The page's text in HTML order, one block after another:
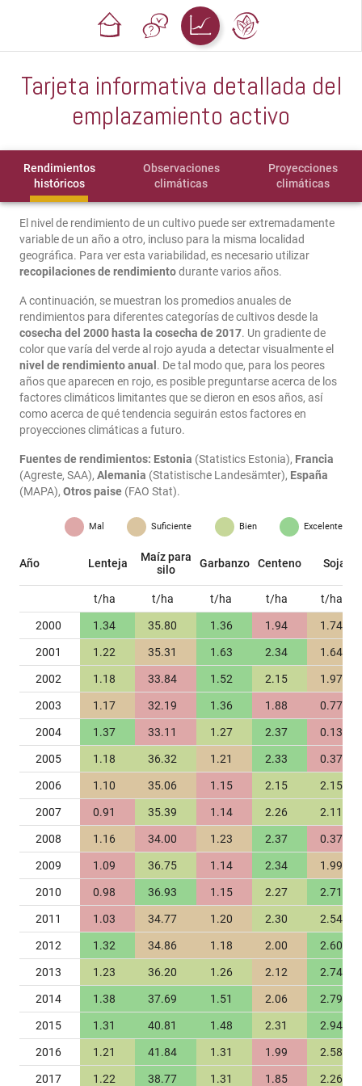
Tarjeta informativa detallada del
emplazamiento activo
Rendimientos
históricos
Observaciones
climáticas
Proyecciones
climáticas
El nivel de rendimiento de un cultivo puede ser extremadamente
variable de un año a otro, incluso para la misma localidad
geográfica. Para ver esta variabilidad, es necesario utilizar
recopilaciones de rendimientodurante varios años.
A continuación, se muestran los promedios anuales de
rendimientos para diferentes categorías de cultivos desde la
cosecha del 2000 hasta la cosecha de 2017. Un gradiente de
color que varía del verde al rojo ayuda a detectar visualmente el
nivel de rendimiento anual . De tal modo que, para los peores
años que aparecen en rojo, es posible preguntarse acerca de los
factores climáticos limitantes que se dieron en esos años, así
como acerca de qué tendencia seguirán estos factores en
proyecciones climáticas a futuro.
Fuentes de rendimientos: Estonia (Statistics Estonia), Francia
(Agreste, SAA), Alemania (Statistische Landesämter), España
(MAPA), Otros paise (FAO Stat).
Mal Suficiente Bien Excelente
Año Lenteja
Maíz para
silo
Garbanzo Centeno Soja
t/ha t/ha t/ha t/ha t/ha
2000 1.34 35.80 1.36 1.94 1.74
2001 1.22 35.31 1.63 2.34 1.64
2002 1.18 33.84 1.52 2.15 1.97
2003 1.17 32.19 1.36 1.88 0.77
2004 1.37 33.11 1.27 2.37 0.13
2005 1.18 36.32 1.21 2.33 0.37
2006 1.10 35.06 1.15 2.15 2.15
2007 0.91 35.39 1.14 2.26 2.11
2008 1.16 34.00 1.23 2.37 0.37
2009 1.09 36.75 1.14 2.34 1.99
2010 0.98 36.93 1.15 2.27 2.71
2011 1.03 34.77 1.20 2.30 2.54
2012 1.32 34.86 1.18 2.00 2.60
2013 1.23 36.20 1.26 2.12 2.74
2014 1.38 37.69 1.51 2.06 2.79
2015 1.31 40.81 1.48 2.31 2.94
2016 1.21 41.84 1.31 1.99 2.58
2017 1.22 38.77 1.31 1.85 2.26